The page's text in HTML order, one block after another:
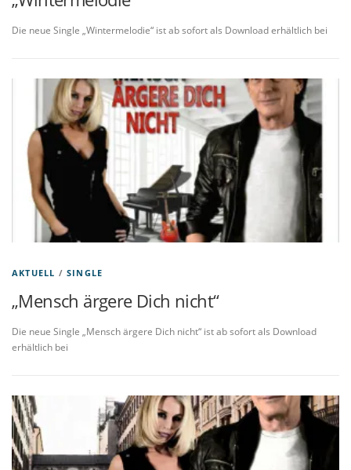
Die neue Single „Wintermelodie“ ist ab sofort als Download erhältlich bei
AKTUELL /SINGLE
„Mensch ärgere Dich nicht“
Die neue Single „Mensch ärgere Dich nicht“ ist ab sofort als Download
erhältlich bei